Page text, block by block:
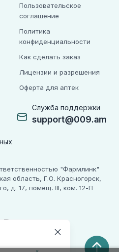
Служба поддержки
support@009.am
Пользовательское
соглашение
Политика
конфиденциальности
Как сделать заказ
Лицензии и разрешения
Оферта для аптек
"Фармлинк"
область, Г.О. Красногорск,
д. 17, помещ. III, ком. 12-П